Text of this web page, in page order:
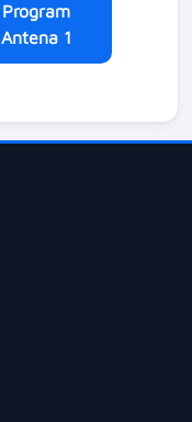
Program
Antena 1